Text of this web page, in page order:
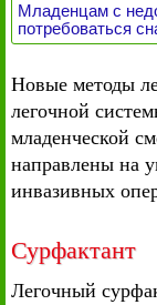
Младенцам с
потребоваться
Новые методы
легочной
младенческой
направлены на
инвазивных
Сурфактант
Легочный